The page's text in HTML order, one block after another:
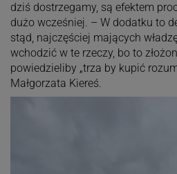
dziś dostrzegamy, są efektem
dużo wcześniej. – W dodatku to
stąd, najczęściej mających
wchodzić w te rzeczy, bo to
powiedzieliby „trza by kupić
Małgorzata Kiereś.